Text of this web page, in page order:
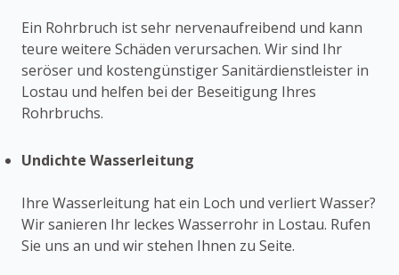
Ein Rohrbruch ist sehr nervenaufreibend und kann
teure weitere Schäden verursachen. Wir sind Ihr
seröser und kostengünstiger Sanitärdienstleister in
Lostau und helfen bei der Beseitigung Ihres
Rohrbruchs.
Undichte Wasserleitung
Ihre Wasserleitung hat ein Loch und verliert Wasser?
Wir sanieren Ihr leckes Wasserrohr in Lostau. Rufen
Sie uns an und wir stehen Ihnen zu Seite.